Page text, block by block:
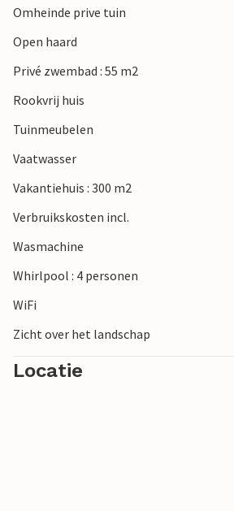
een uitstapje naar Brantome en
Plan een kanotocht op de Dordogne of
kastelen.
Omheinde prive tuin
Open haard
Privé zwembad : 55 m2
Rookvrij huis
Tuinmeubelen
Vaatwasser
Vakantiehuis : 300 m2
Verbruikskosten incl.
Wasmachine
Whirlpool : 4 personen
WiFi
Zicht over het landschap
Locatie